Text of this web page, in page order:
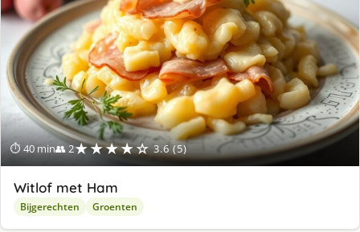
⏱ 40 min👥 2★★★★☆ 3.6 (5)
Witlof met Ham
Bijgerechten Groenten